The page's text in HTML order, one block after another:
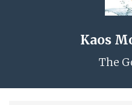
Kaos
The